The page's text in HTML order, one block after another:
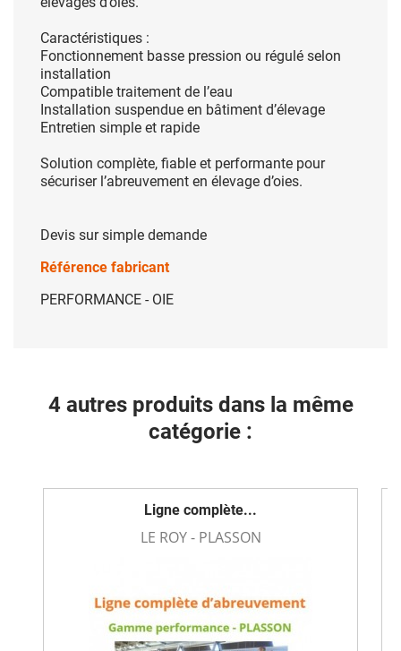
Caractéristiques :
Fonctionnement basse pression ou régulé selon
installation
Compatible traitement de l’eau
Installation suspendue en bâtiment d’élevage
Entretien simple et rapide
Solution complète, fiable et performante pour
sécuriser l’abreuvement en élevage d’oies.
Devis sur simple demande
Référence fabricant
PERFORMANCE - OIE
4 autres produits dans la même
catégorie :
Ligne complète...
LE ROY - PLASSON